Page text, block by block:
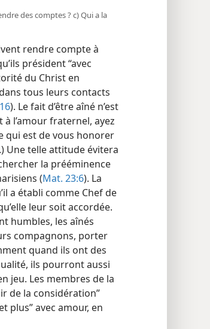
des comptes ? c) Qui a la
rendre compte à
président “avec
du Christ en
tous leurs contacts
). Le fait d’être aîné n’est
l’amour fraternel, ayez
qui est de vous honorer
.) Une telle attitude évitera
la prééminence
(Mat. 23:6). La
a établi comme Chef de
leur soit accordée.
humbles, les aînés
compagnons, porter
quand ils ont des
ils pourront aussi
jeu. Les membres de la
de la considération”
plus” avec amour, en